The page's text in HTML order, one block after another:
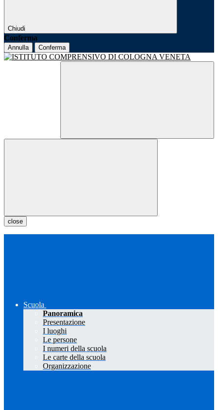
Chiudi
Conferma
Annulla Conferma
close
Scuola
Panoramica
Presentazione
I luoghi
Le persone
I numeri della scuola
Le carte della scuola
Organizzazione